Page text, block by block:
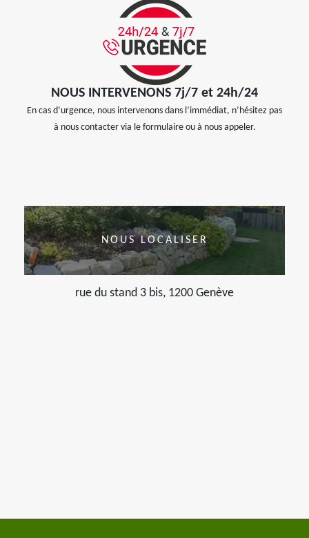
NOUS INTERVENONS 7j/7 et 24h/24
En cas d’urgence, nous intervenons dans l’immédiat, n’hésitez pas
à nous contacter via le formulaire ou à nous appeler.
NOUS LOCALISER
rue du stand 3 bis, 1200 Genève